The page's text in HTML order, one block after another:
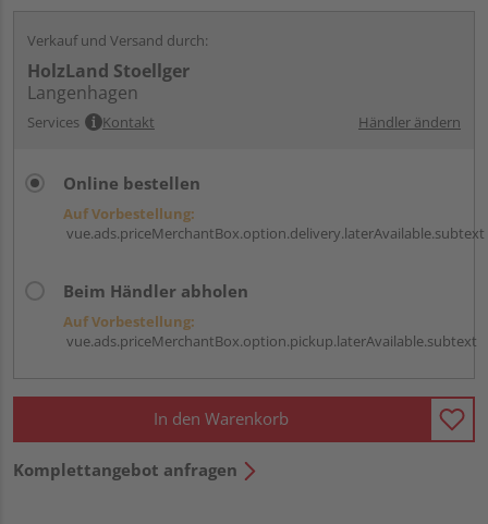
Verkauf und Versand durch:
HolzLand Stoellger
Langenhagen
Services Kontakt Händler ändern
Online bestellen
Auf Vorbestellung:
vue.ads.priceMerchantBox.option.delivery.laterAvailable.subtext
Beim Händler abholen
Auf Vorbestellung:
vue.ads.priceMerchantBox.option.pickup.laterAvailable.subtext
In den Warenkorb
Komplettangebot anfragen